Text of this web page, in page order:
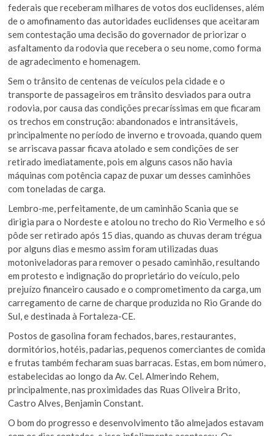
federais que receberam milhares de votos dos euclidenses, além
de o amofinamento das autoridades euclidenses que aceitaram
sem contestação uma decisão do governador de priorizar o
asfaltamento da rodovia que recebera o seu nome, como forma
de agradecimento e homenagem.
Sem o trânsito de centenas de veículos pela cidade e o
transporte de passageiros em trânsito desviados para outra
rodovia, por causa das condições precaríssimas em que ficaram
os trechos em construção: abandonados e intransitáveis,
principalmente no período de inverno e trovoada, quando quem
se arriscava passar ficava atolado e sem condições de ser
retirado imediatamente, pois em alguns casos não havia
máquinas com potência capaz de puxar um desses caminhões
com toneladas de carga.
Lembro-me, perfeitamente, de um caminhão Scania que se
dirigia para o Nordeste e atolou no trecho do Rio Vermelho e só
pôde ser retirado após 15 dias, quando as chuvas deram trégua
por alguns dias e mesmo assim foram utilizadas duas
motoniveladoras para remover o pesado caminhão, resultando
em protesto e indignação do proprietário do veículo, pelo
prejuízo financeiro causado e o comprometimento da carga, um
carregamento de carne de charque produzida no Rio Grande do
Sul, e destinada à Fortaleza-CE.
Postos de gasolina foram fechados, bares, restaurantes,
dormitórios, hotéis, padarias, pequenos comerciantes de comida
e frutas também fecharam suas barracas. Estas, em bom número,
estabelecidas ao longo da Av. Cel. Almerindo Rehem,
principalmente, nas proximidades das Ruas Oliveira Brito,
Castro Alves, Benjamin Constant.
O bom do progresso e desenvolvimento tão almejados estavam